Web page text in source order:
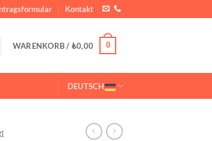
Kontakt
WARENKORB / ₺0,00 0
DEUTSCH